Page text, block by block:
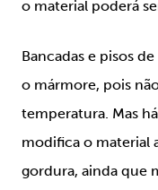
o material poderá
Bancadas e pisos
o mármore, pois
temperatura. Mas
modifica o material
gordura, ainda que